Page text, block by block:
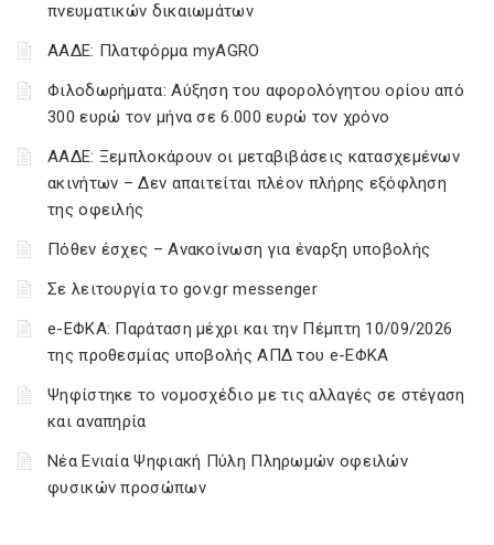
πνευματικών δικαιωμάτων
ΑΑΔΕ: Πλατφόρμα myAGRO
Φιλοδωρήματα: Αύξηση του αφορολόγητου ορίου από
300 ευρώ τον μήνα σε 6.000 ευρώ τον χρόνο
ΑΑΔΕ: Ξεμπλοκάρουν οι μεταβιβάσεις κατασχεμένων
ακινήτων – Δεν απαιτείται πλέον πλήρης εξόφληση
της οφειλής
Πόθεν έσχες – Ανακοίνωση για έναρξη υποβολής
Σε λειτουργία το gov.gr messenger
e-ΕΦΚΑ: Παράταση μέχρι και την Πέμπτη 10/09/2026
της προθεσμίας υποβολής ΑΠΔ του e-ΕΦΚΑ
Ψηφίστηκε το νομοσχέδιο με τις αλλαγές σε στέγαση
και αναπηρία
Νέα Ενιαία Ψηφιακή Πύλη Πληρωμών οφειλών
φυσικών προσώπων